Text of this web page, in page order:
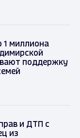
1 миллиона
поддержку
и ДТП с
из